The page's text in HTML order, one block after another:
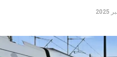
المصدر، تنظيم حفل تكريم